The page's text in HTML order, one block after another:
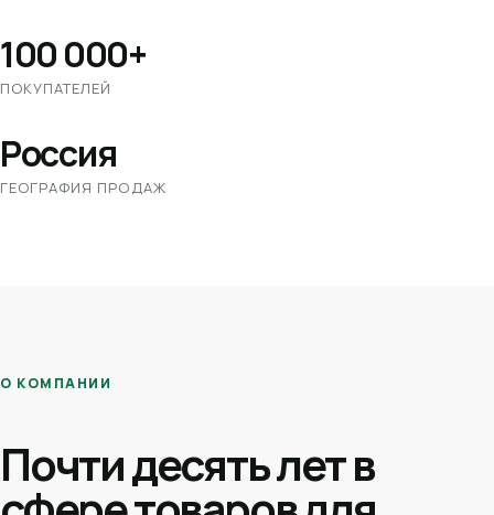
100 000+
ПОКУПАТЕЛЕЙ
Россия
ГЕОГРАФИЯ ПРОДАЖ
О КОМПАНИИ
Почти десять лет в